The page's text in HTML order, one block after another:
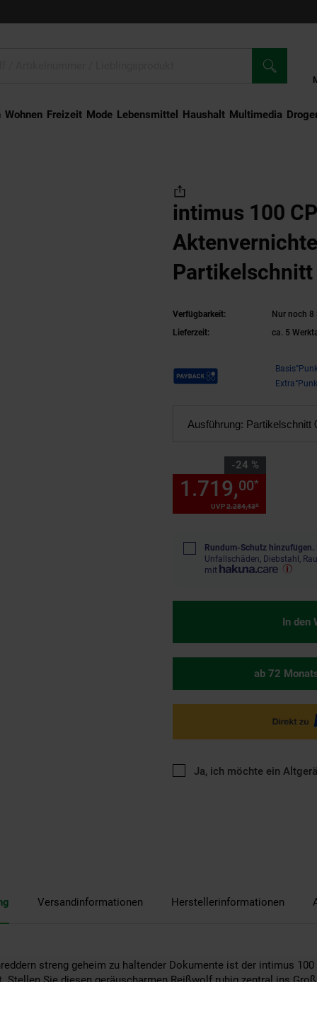
Wohnen Freizeit Mode Lebensmittel Haushalt Multimedia
intimus 100
Partikelschnitt
Verfügbarkeit:
Nur noch 8
Lieferzeit:
ca. 5
Payback Punkte
Ausführung: Partikelschnitt
-24 %
Sie Sparen 24 Prozent,
UVP2.284,43*
1.719,00*
Rundum-Schutz hinzufügen.
Unfallschäden, Diebstahl,
mit
In den
ab 72
Ja, ich möchte ein
Versandinformationen Herstellerinformationen
streng geheim zu haltender Dokumente ist der intimus
Stellen Sie diesen geräuscharmen Reißwolf ruhig zentral ins